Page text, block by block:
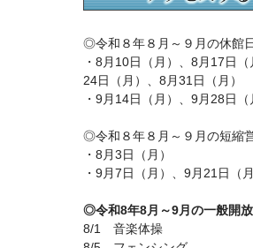
◎令和８年８月～９月の休館
・8月10日（月）、8月17日（
24日（月）、8月31日（月）
・9月14日（月）、9月28日（
◎令和８年８月～９月の短縮
・8月3日（月）
・9月7日（月）、9月21日（月
◎令和8年8月～9月の一般開
8/1 音楽体操